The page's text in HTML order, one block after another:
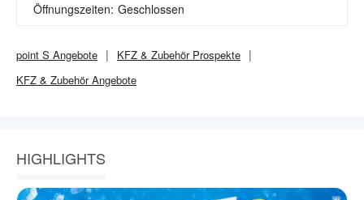
Öffnungszeiten: Geschlossen
point S Angebote KFZ & ZubehörProspekte
KFZ & ZubehörAngebote
HIGHLIGHTS